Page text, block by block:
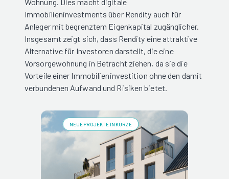
Immobilieninvestments über Rendity auch für
Anleger mit begrenztem Eigenkapital zugänglicher.
Insgesamt zeigt sich, dass Rendity eine attraktive
Alternative für Investoren darstellt, die eine
Vorsorgewohnung in Betracht ziehen, da sie die
Vorteile einer Immobilieninvestition ohne den damit
verbundenen Aufwand und Risiken bietet.
NEUE PROJEKTE IN KÜRZE